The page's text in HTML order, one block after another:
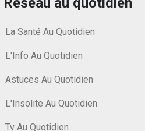
La Santé Au Quotidien
L'Info Au Quotidien
Astuces Au Quotidien
L'Insolite Au Quotidien
Tv Au Quotidien